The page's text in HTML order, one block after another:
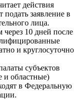
действия
заявление в
лица.
через 10 дней после
и круглосуточно
субъектов
и областные)
в Федеральную